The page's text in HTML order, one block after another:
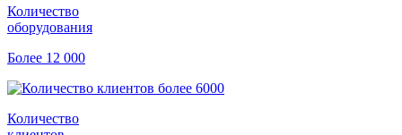
Количество
оборудования
Более 12 000
Количество